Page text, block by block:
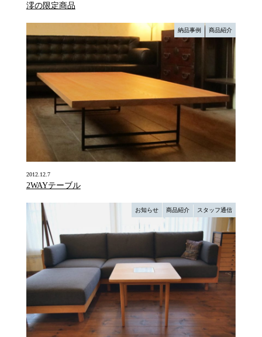
澪の限定商品
納品事例 商品紹介
2012.12.7
2WAYテーブル
お知らせ 商品紹介 スタッフ通信